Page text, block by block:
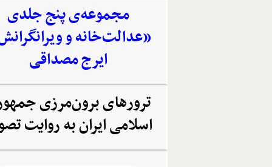
مجموعه‌‌ی پنج جلدی
«عدالت‌خانه و
ایرج مصداقی
ترورهای برون‌مرزی
اسلامی ایران به روایت